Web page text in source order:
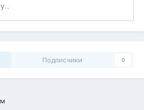
Подписчики 0